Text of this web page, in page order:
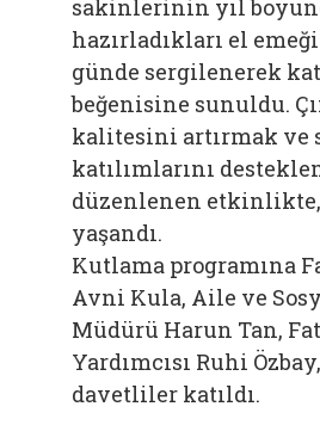
sakinlerinin yıl
hazırladıkları el
günde sergilenerek
beğenisine sunuldu.
kalitesini artırmak ve
katılımlarını
düzenlenen
yaşandı.
Kutlama programına
Avni Kula, Aile ve
Müdürü Harun Tan,
Yardımcısı Ruhi
davetliler katıldı.